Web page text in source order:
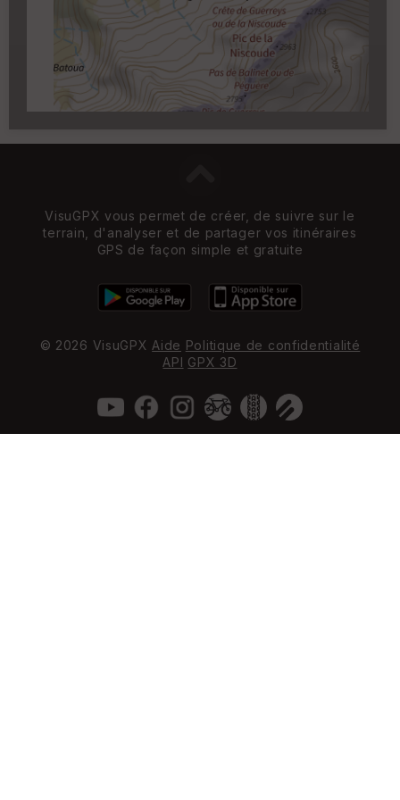
Carroyage UTM
(1km à partir du niveau de
VisuGPX vous permet de créer, de suivre sur le
terrain, d'analyser et de partager vos itinéraires
GPS de façon simple et gratuite
© 2026 VisuGPX Aide Politique de confidentialité
API GPX 3D